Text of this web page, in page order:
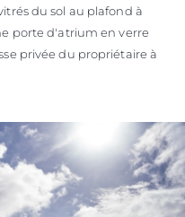
du sol au plafond à
porte d'atrium en verre
privée du propriétaire à